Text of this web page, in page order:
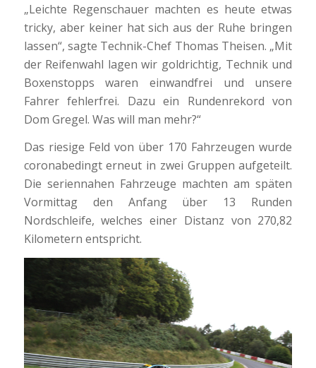
„Leichte Regenschauer machten es heute etwas
tricky, aber keiner hat sich aus der Ruhe bringen
lassen“, sagte Technik-Chef Thomas Theisen. „Mit
der Reifenwahl lagen wir goldrichtig, Technik und
Boxenstopps waren einwandfrei und unsere
Fahrer fehlerfrei. Dazu ein Rundenrekord von
Dom Gregel. Was will man mehr?“
Das riesige Feld von über 170 Fahrzeugen wurde
coronabedingt erneut in zwei Gruppen aufgeteilt.
Die seriennahen Fahrzeuge machten am späten
Vormittag den Anfang über 13 Runden
Nordschleife, welches einer Distanz von 270,82
Kilometern entspricht.